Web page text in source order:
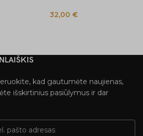
32,00 €
kad gautumėte naujienas,
išskirtinius pasiūlymus ir dar